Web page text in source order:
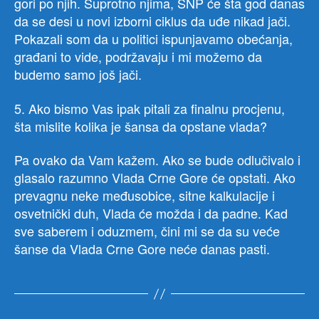
da se desi u novi izborni ciklus da uđe nikad jači.
Pokazali som da u politici ispunjavamo obećanja,
građani to vide, podržavaju i mi možemo da
budemo samo još jači.
5. Ako bismo Vas ipak pitali za finalnu procjenu,
šta mislite kolika je šansa da opstane vlada?
Pa ovako da Vam kažem. Ako se bude odlučivalo i
glasalo razumno Vlada Crne Gore će opstati. Ako
prevagnu neke međusobice, sitne kalkulacije i
osvetnički duh, Vlada će možda i da padne. Kad
sve saberem i oduzmem, čini mi se da su veće
šanse da Vlada Crne Gore neće danas pasti.